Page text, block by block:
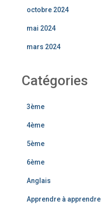
octobre 2024
mai 2024
mars 2024
Catégories
3ème
4ème
5ème
6ème
Anglais
Apprendre à apprendre